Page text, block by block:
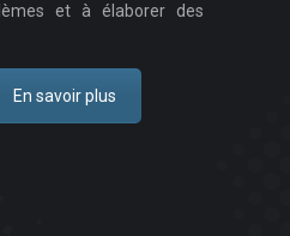
et à élaborer des
En savoir plus